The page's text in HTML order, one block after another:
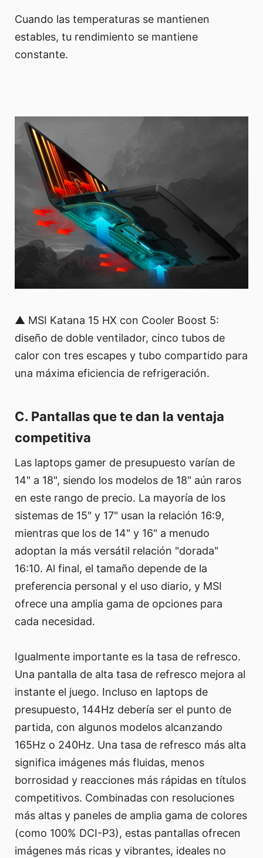
Cuando las temperaturas se mantienen
estables, tu rendimiento se mantiene
constante.
▲ MSI Katana 15 HX con Cooler Boost 5:
diseño de doble ventilador, cinco tubos de
calor con tres escapes y tubo compartido para
una máxima eficiencia de refrigeración.
C. Pantallas que te dan la ventaja
competitiva
Las laptops gamer de presupuesto varían de
14" a 18", siendo los modelos de 18" aún raros
en este rango de precio. La mayoría de los
sistemas de 15" y 17" usan la relación 16:9,
mientras que los de 14" y 16" a menudo
adoptan la más versátil relación "dorada"
16:10. Al final, el tamaño depende de la
preferencia personal y el uso diario, y MSI
ofrece una amplia gama de opciones para
cada necesidad.
Igualmente importante es la tasa de refresco.
Una pantalla de alta tasa de refresco mejora al
instante el juego. Incluso en laptops de
presupuesto, 144Hz debería ser el punto de
partida, con algunos modelos alcanzando
165Hz o 240Hz. Una tasa de refresco más alta
significa imágenes más fluidas, menos
borrosidad y reacciones más rápidas en títulos
competitivos. Combinadas con resoluciones
más altas y paneles de amplia gama de colores
(como 100% DCI-P3), estas pantallas ofrecen
imágenes más ricas y vibrantes, ideales no